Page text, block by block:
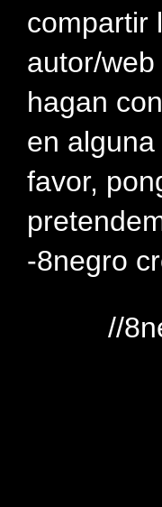
compartir
autor/
hagan
en
favor,
-8negro
//